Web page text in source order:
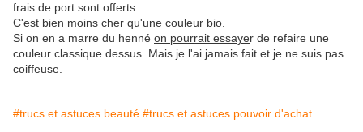
frais de port sont offerts.
C'est bien moins cher qu'une couleur bio.
Si on en a marre du henné on pourrait essayer de refaire une
couleur classique dessus. Mais je l'ai jamais fait et je ne suis pas
coiffeuse.
#trucs et astuces beauté #trucs et astuces pouvoir d'achat